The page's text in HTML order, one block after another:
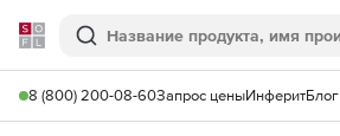
Softline
Поиск
8 (800) 200-08-60Запрос ценыИнферитБлог